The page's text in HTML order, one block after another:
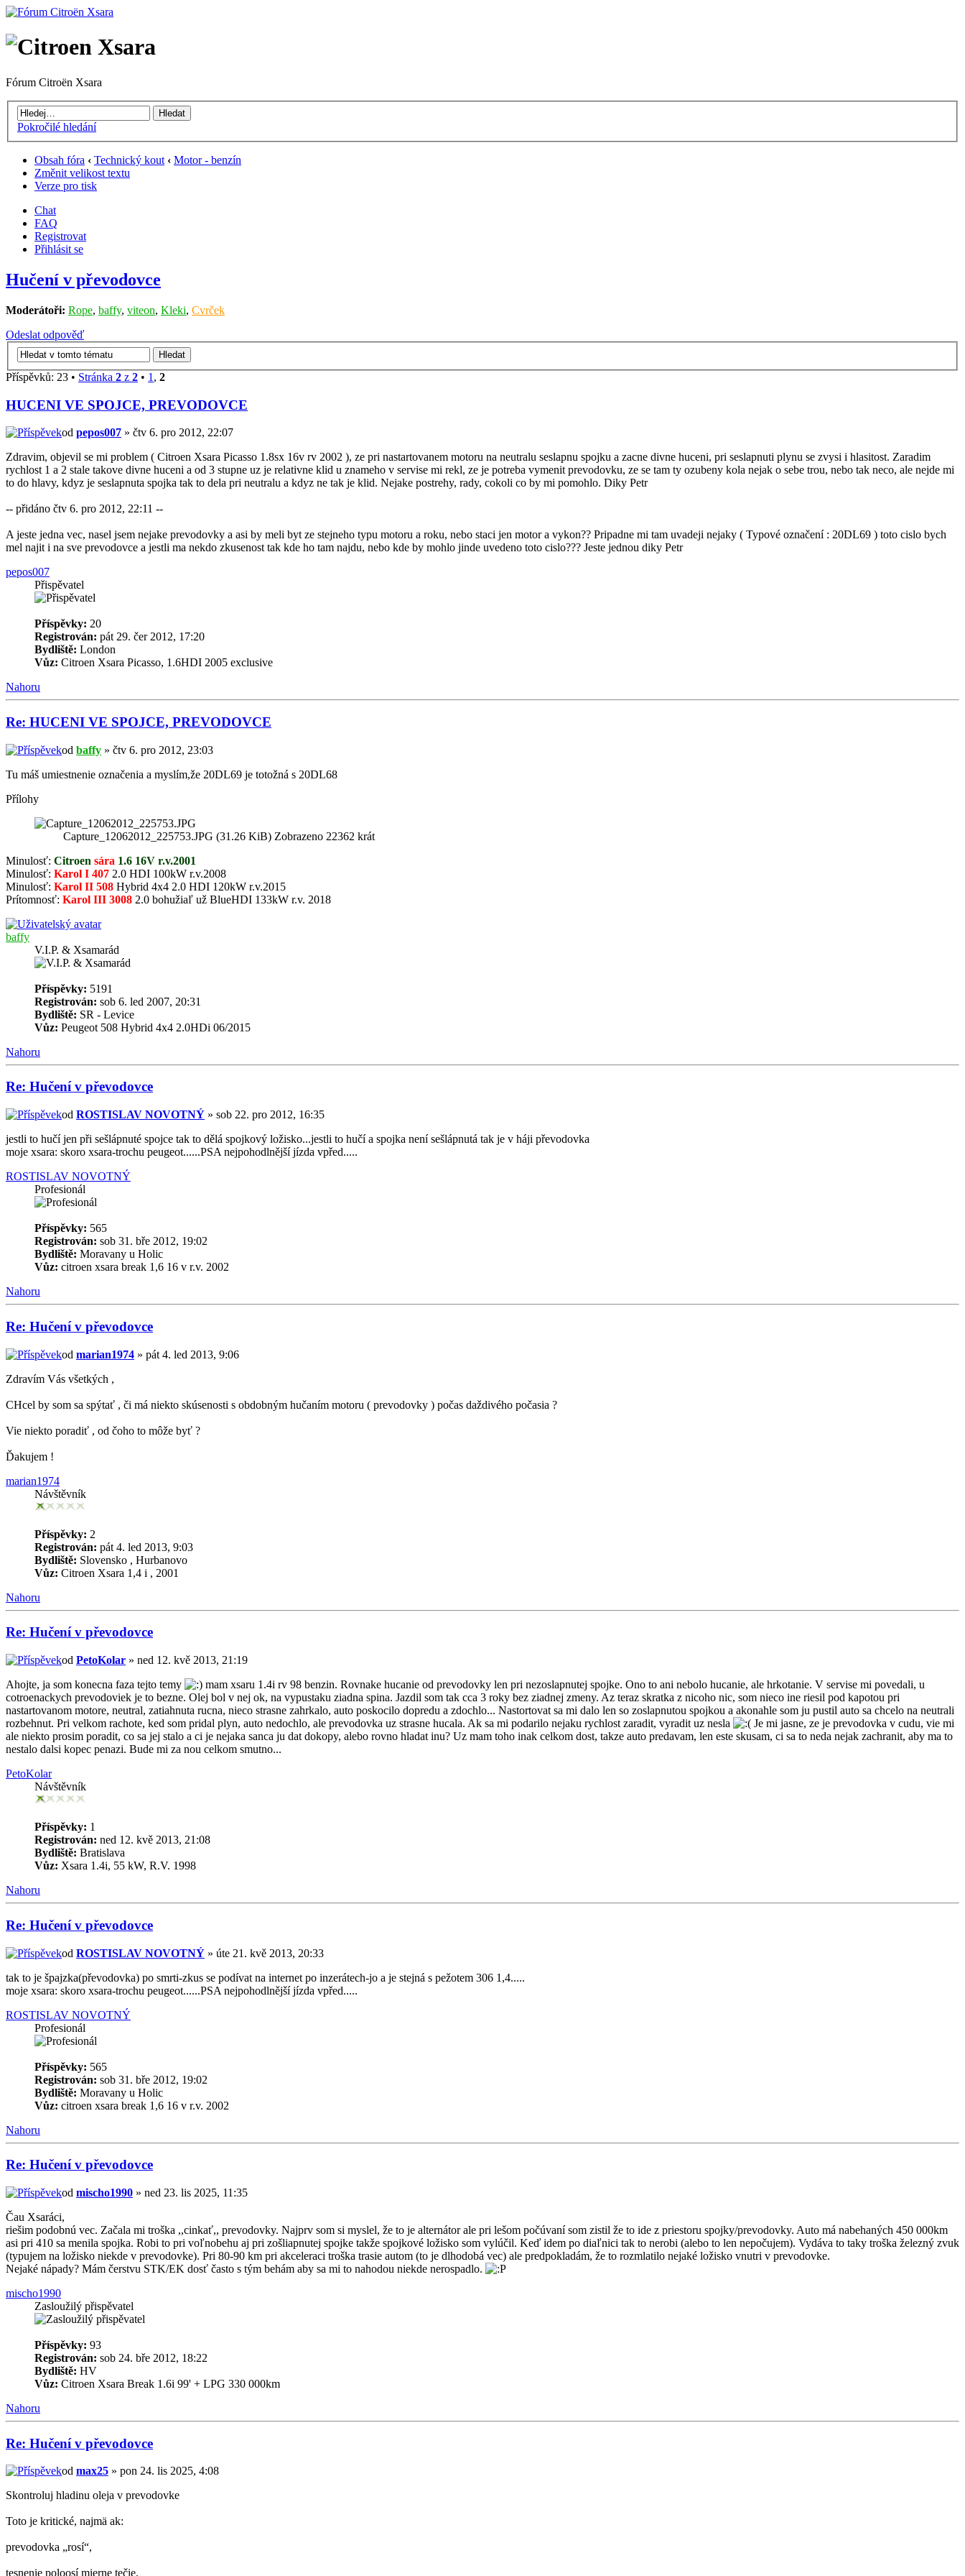
Fórum Citroën Xsara
Pokročilé hledání
Obsah fóra ‹ Technický kout ‹ Motor - benzín
Změnit velikost textu
Verze pro tisk
Chat
FAQ
Registrovat
Přihlásit se
Hučení v převodovce
Moderátoři: Rope, baffy, viteon, Kleki, Cvrček
Odeslat odpověď
Příspěvků: 23 • Stránka 2 z 2 • 1 , 2
HUCENI VE SPOJCE, PREVODOVCE
od pepos007 » čtv 6. pro 2012, 22:07
Zdravim, objevil se mi problem ( Citroen Xsara Picasso 1.8sx 16v rv 2002 ), ze pri nastartovanem motoru na neutralu seslapnu spojku a zacne divne huceni, pri seslapnuti plynu se zvysi i hlasitost. Zaradim
rychlost 1 a 2 stale takove divne huceni a od 3 stupne uz je relativne klid u znameho v servise mi rekl, ze je potreba vymenit prevodovku, ze se tam ty ozubeny kola nejak o sebe trou, nebo tak neco, ale nejde mi
to do hlavy, kdyz je seslapnuta spojka tak to dela pri neutralu a kdyz ne tak je klid. Nejake postrehy, rady, cokoli co by mi pomohlo. Diky Petr
-- přidáno čtv 6. pro 2012, 22:11 --
A jeste jedna vec, nasel jsem nejake prevodovky a asi by meli byt ze stejneho typu motoru a roku, nebo staci jen motor a vykon?? Pripadne mi tam uvadeji nejaky ( Typové označení : 20DL69 ) toto cislo bych
mel najit i na sve prevodovce a jestli ma nekdo zkusenost tak kde ho tam najdu, nebo kde by mohlo jinde uvedeno toto cislo??? Jeste jednou diky Petr
pepos007
Přispěvatel
Příspěvky: 20
Registrován: pát 29. čer 2012, 17:20
Bydliště: London
Vůz: Citroen Xsara Picasso, 1.6HDI 2005 exclusive
Nahoru
Re: HUCENI VE SPOJCE, PREVODOVCE
od baffy » čtv 6. pro 2012, 23:03
Tu máš umiestnenie označenia a myslím,že 20DL69 je totožná s 20DL68
Přílohy
Capture_12062012_225753.JPG (31.26 KiB) Zobrazeno 22362 krát
Minulosť: Citroen sára 1.6 16V r.v.2001
Minulosť: Karol I 407 2.0 HDI 100kW r.v.2008
Minulosť: Karol II 508 Hybrid 4x4 2.0 HDI 120kW r.v.2015
Prítomnosť: Karol III 3008 2.0 bohužiaľ už BlueHDI 133kW r.v. 2018
baffy
V.I.P. & Xsamarád
Příspěvky: 5191
Registrován: sob 6. led 2007, 20:31
Bydliště: SR - Levice
Vůz: Peugeot 508 Hybrid 4x4 2.0HDi 06/2015
Nahoru
Re: Hučení v převodovce
od ROSTISLAV NOVOTNÝ » sob 22. pro 2012, 16:35
jestli to hučí jen při sešlápnuté spojce tak to dělá spojkový ložisko...jestli to hučí a spojka není sešlápnutá tak je v háji převodovka
moje xsara: skoro xsara-trochu peugeot......PSA nejpohodlnější jízda vpřed.....
ROSTISLAV NOVOTNÝ
Profesionál
Příspěvky: 565
Registrován: sob 31. bře 2012, 19:02
Bydliště: Moravany u Holic
Vůz: citroen xsara break 1,6 16 v r.v. 2002
Nahoru
Re: Hučení v převodovce
od marian1974 » pát 4. led 2013, 9:06
Zdravím Vás všetkých ,
CHcel by som sa spýtať , či má niekto skúsenosti s obdobným hučaním motoru ( prevodovky ) počas daždivého počasia ?
Vie niekto poradiť , od čoho to môže byť ?
Ďakujem !
marian1974
Návštěvník
Příspěvky: 2
Registrován: pát 4. led 2013, 9:03
Bydliště: Slovensko , Hurbanovo
Vůz: Citroen Xsara 1,4 i , 2001
Nahoru
Re: Hučení v převodovce
od PetoKolar » ned 12. kvě 2013, 21:19
Ahojte, ja som konecna faza tejto temy
mam xsaru 1.4i rv 98 benzin. Rovnake hucanie od prevodovky len pri nezoslapnutej spojke. Ono to ani nebolo hucanie, ale hrkotanie. V servise mi povedali, u
cotroenackych prevodoviek je to bezne. Olej bol v nej ok, na vypustaku ziadna spina. Jazdil som tak cca 3 roky bez ziadnej zmeny. Az teraz skratka z nicoho nic, som nieco ine riesil pod kapotou pri
nastartovanom motore, neutral, zatiahnuta rucna, nieco strasne zahrkalo, auto poskocilo dopredu a zdochlo... Nastortovat sa mi dalo len so zoslapnutou spojkou a akonahle som ju pustil auto sa chcelo na neutrali
rozbehnut. Pri velkom rachote, ked som pridal plyn, auto nedochlo, ale prevodovka uz strasne hucala. Ak sa mi podarilo nejaku rychlost zaradit, vyradit uz nesla
Je mi jasne, ze je prevodovka v cudu, vie mi
ale niekto prosim poradit, co sa jej stalo a ci je nejaka sanca ju dat dokopy, alebo rovno hladat inu? Uz mam toho inak celkom dost, takze auto predavam, len este skusam, ci sa to neda nejak zachranit, aby ma to
nestalo dalsi kopec penazi. Bude mi za nou celkom smutno...
PetoKolar
Návštěvník
Příspěvky: 1
Registrován: ned 12. kvě 2013, 21:08
Bydliště: Bratislava
Vůz: Xsara 1.4i, 55 kW, R.V. 1998
Nahoru
Re: Hučení v převodovce
od ROSTISLAV NOVOTNÝ » úte 21. kvě 2013, 20:33
tak to je špajzka(převodovka) po smrti-zkus se podívat na internet po inzerátech-jo a je stejná s pežotem 306 1,4.....
moje xsara: skoro xsara-trochu peugeot......PSA nejpohodlnější jízda vpřed.....
ROSTISLAV NOVOTNÝ
Profesionál
Příspěvky: 565
Registrován: sob 31. bře 2012, 19:02
Bydliště: Moravany u Holic
Vůz: citroen xsara break 1,6 16 v r.v. 2002
Nahoru
Re: Hučení v převodovce
od mischo1990 » ned 23. lis 2025, 11:35
Čau Xsaráci,
riešim podobnú vec. Začala mi troška ,,cinkať,, prevodovky. Najprv som si myslel, že to je alternátor ale pri lešom počúvaní som zistil že to ide z priestoru spojky/prevodovky. Auto má nabehaných 450 000km
asi pri 410 sa menila spojka. Robi to pri voľnobehu aj pri zošliapnutej spojke takže spojkové ložisko som vylúčil. Keď idem po diaľnici tak to nerobi (alebo to len nepočujem). Vydáva to taky troška železný zvuk
(typujem na ložisko niekde v prevodovke). Pri 80-90 km pri akceleraci troška trasie autom (to je dlhodobá vec) ale predpokladám, že to rozmlatilo nejaké ložisko vnutri v prevodovke.
Nejaké nápady? Mám čerstvu STK/EK dosť často s tým behám aby sa mi to nahodou niekde nerospadlo.
mischo1990
Zasloužilý přispěvatel
Příspěvky: 93
Registrován: sob 24. bře 2012, 18:22
Bydliště: HV
Vůz: Citroen Xsara Break 1.6i 99' + LPG 330 000km
Nahoru
Re: Hučení v převodovce
od max25 » pon 24. lis 2025, 4:08
Skontroluj hladinu oleja v prevodovke
Toto je kritické, najmä ak:
prevodovka „rosí“,
tesnenie poloosí mierne tečie,